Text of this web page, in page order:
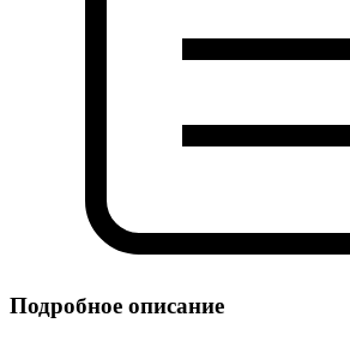
Подробное описание